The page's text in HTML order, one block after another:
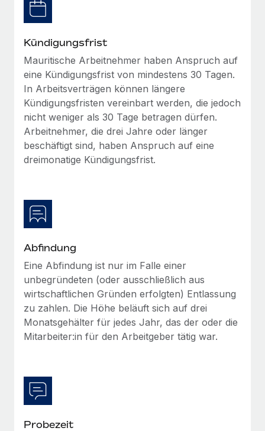
Niederlassungen
Mühelose Relocation von Mitarbeiter:innen
Benefits
Mühelose Verwaltung von Benefits
Management und Payroll
Reverse Tech auf einen Blick Das Gesundheits- und
Wellness-Startup Reverse Tech hat das globale...
Mehr erfahren
Den Blog erkunden
BLOG
Neues zu Remote-Produkten: Integration mit
Gusto und Zero und Contractor Management
Plus
Auch im neuen Jahr wollen wir bei Remote Unternehmen
aller Größen dabei unterstützen, die beste...
Mehr erfahren
Wie Phiture 55 Mitarbeiter:innen in 19 Ländern
mit Remote verwaltet
Wachstumsberatung für mobile Apps. Das...
Mehr erfahren
Kündigungsfrist
Mauritische Arbeitnehmer haben Anspruch auf
eine Kündigungsfrist von mindestens 30 Tagen.
In Arbeitsverträgen können längere
Kündigungsfristen vereinbart werden, die jedoch
nicht weniger als 30 Tage betragen dürfen.
Arbeitnehmer, die drei Jahre oder länger
beschäftigt sind, haben Anspruch auf eine
dreimonatige Kündigungsfrist.
Abfindung
Eine Abfindung ist nur im Falle einer
unbegründeten (oder ausschließlich aus
wirtschaftlichen Gründen erfolgten) Entlassung
zu zahlen. Die Höhe beläuft sich auf drei
Monatsgehälter für jedes Jahr, das der oder die
Mitarbeiter:in für den Arbeitgeber tätig war.
Probezeit